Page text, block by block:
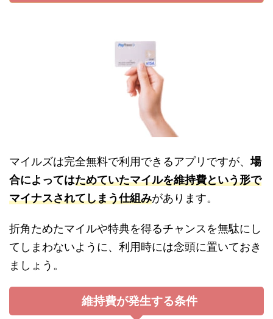
マイルズは完全無料で利用できるアプリですが、場
合によってはためていたマイルを維持費という形で
マイナスされてしまう仕組みがあります。
折角ためたマイルや特典を得るチャンスを無駄にし
てしまわないように、利用時には念頭に置いておき
ましょう。
維持費が発生する条件